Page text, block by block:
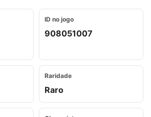
ID no jogo
908051007
Raridade
Raro